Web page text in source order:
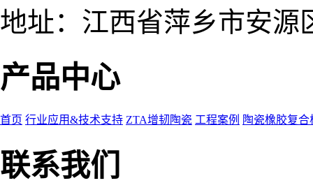
地址： 江西省萍乡市安源
产品中心
首页 行业应用&技术支持 ZTA增韧陶瓷 工程案例 陶瓷橡胶复合
联系我们